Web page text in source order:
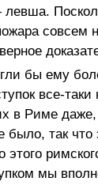
совсем
бы ему
все-таки
в Риме даже,
было, так что
этого
мы